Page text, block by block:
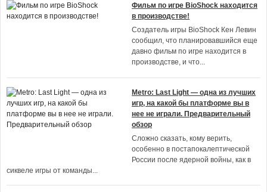
Фильм по игре BioShock находится
в производстве!
Создатель игры BioShock Кен Левин
сообщил, что планировавшийся еще
давно фильм по игре находится в
производстве, и что...
Metro: Last Light — одна из лучших
игр, на какой бы платформе вы в
нее не играли. Предварительный
обзор
Сложно сказать, кому верить,
особенно в постапокалептической
России после ядерной войны, как в
сиквеле игры от команды...